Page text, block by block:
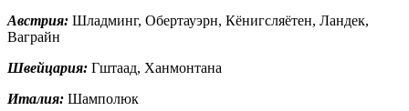
Австрия: Шладминг, Обертауэрн, Кёнигсляётен, Ландек,
Ваграйн
Швейцария: Гштаад, Ханмонтана
Италия: Шамполюк